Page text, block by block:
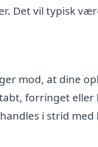
Det vil typisk
mod, at dine
forringet eller
i strid